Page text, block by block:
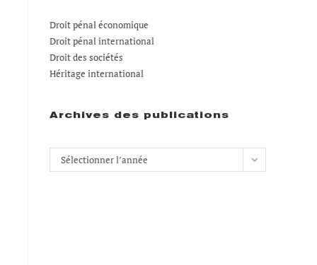
Droit pénal économique
Droit pénal international
Droit des sociétés
Héritage international
Archives des publications
Archives
Sélectionner l’année